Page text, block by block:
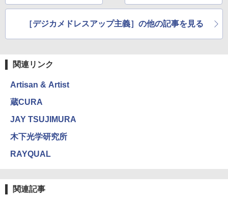
［デジカメドレスアップ主義］の他の記事を見る
関連リンク
Artisan & Artist
蔵CURA
JAY TSUJIMURA
木下光学研究所
RAYQUAL
関連記事